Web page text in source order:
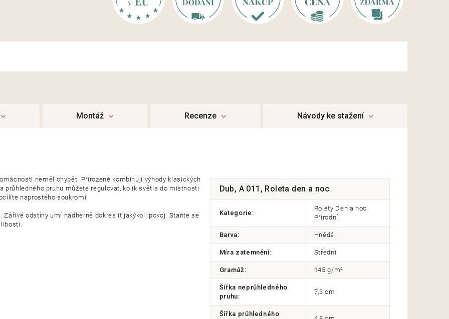
Montáž Recenze
neměl chybět. Přirozeně kombinují výhody klasických
průhledného pruhu můžete regulovat, kolik světla do místnosti
naprostého soukromí.
odstíny umí nádherně dokreslit jakýkoli pokoj. Staňte se
Dub, A 011, Roleta den a noc
Kategorie :
Rolety Den a noc
Přírodní
Barva: Hnědá
Míra zatemnění: Střední
Gramáž : 145 g/m²
Šířka neprůhledného
pruhu:
7,3 cm
Šířka průhledného